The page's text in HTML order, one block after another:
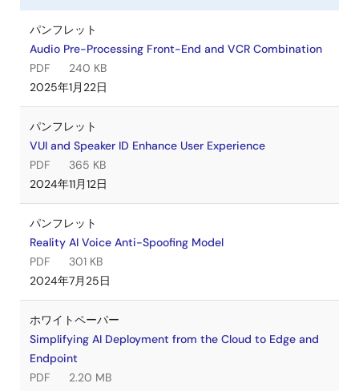
パンフレット
Audio Pre-Processing Front-End and VCR Combination
PDF
240 KB
2025年1月22日
パンフレット
VUI and Speaker ID Enhance User Experience
PDF
365 KB
2024年11月12日
パンフレット
Reality AI Voice Anti-Spoofing Model
PDF
301 KB
2024年7月25日
ホワイトペーパー
Simplifying AI Deployment from the Cloud to Edge and
Endpoint
PDF
2.20 MB